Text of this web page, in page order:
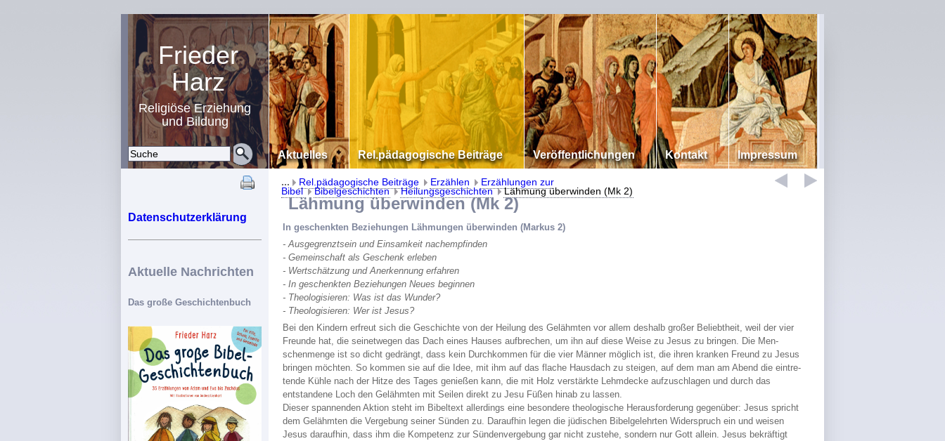
Frieder
Harz
Religiöse Erziehung
und Bildung
Aktuelles Rel.pädagogische Beiträge Veröffentlichungen Kontakt Impressum
Datenschutzerklärung
Aktuelle Nachrichten
Das große Geschichtenbuch
... Rel.pädagogische Beiträge Erzählen
Erzählungen zur
Bibel
Bibelgeschichten Heilungsgeschichten Lähmung überwinden (Mk 2)
Lähmung überwinden (Mk 2)
In geschenkten Beziehungen Lähmungen überwinden (Markus 2)
- Ausgegrenztsein und Einsamkeit nachempfinden
- Gemeinschaft als Geschenk erleben
- Wertschätzung und Anerkennung erfahren
- In geschenkten Beziehungen Neues beginnen
- Theologisieren: Was ist das Wunder?
- Theologisieren: Wer ist Jesus?
Bei den Kindern erfreut sich die Geschichte von der Heilung des Gelähmten vor allem deshalb großer Beliebtheit, weil der vier
Freunde hat, die seinetwegen das Dach eines Hauses aufbrechen, um ihn auf diese Weise zu Jesus zu bringen. Die Men-
schenmenge ist so dicht gedrängt, dass kein Durchkommen für die vier Männer möglich ist, die ihren kranken Freund zu Jesus
bringen möchten. So kommen sie auf die Idee, mit ihm auf das flache Hausdach zu steigen, auf dem man am Abend die eintre-
tende Kühle nach der Hitze des Tages genießen kann, die mit Holz verstärkte Lehmdecke aufzuschlagen und durch das
entstandene Loch den Gelähmten mit Seilen direkt zu Jesu Füßen hinab zu lassen.
Dieser spannenden Aktion steht im Bibeltext allerdings eine besondere theologische Herausforderung gegenüber: Jesus spricht
dem Gelähmten die Vergebung seiner Sünden zu. Daraufhin legen die jüdischen Bibelgelehrten Widerspruch ein und weisen
Jesus daraufhin, dass ihm die Kompetenz zur Sündenvergebung gar nicht zustehe, sondern nur Gott allein. Jesus bekräftigt